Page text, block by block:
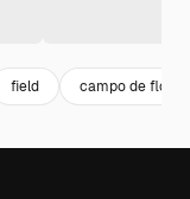
field campo de flores